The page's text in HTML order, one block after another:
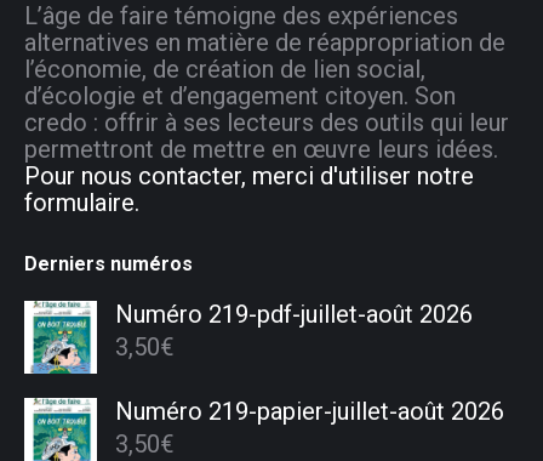
L’âge de faire témoigne des expériences
alternatives en matière de réappropriation de
l’économie, de création de lien social,
d’écologie et d’engagement citoyen. Son
credo : offrir à ses lecteurs des outils qui leur
permettront de mettre en œuvre leurs idées.
Pour nous contacter, merci d'utiliser notre
formulaire.
Derniers numéros
Numéro 219-pdf-juillet-août 2026
3,50€
Numéro 219-papier-juillet-août 2026
3,50€